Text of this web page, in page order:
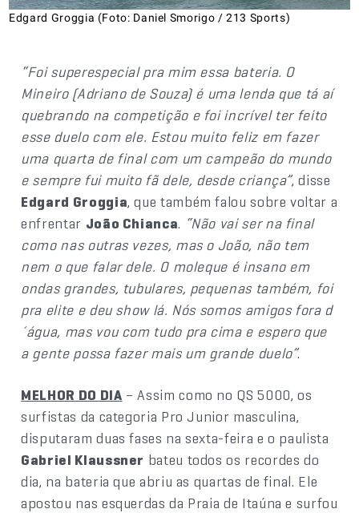
Edgard Groggia (Foto: Daniel Smorigo / 213 Sports)
“Foi superespecial pra mim essa bateria. O
Mineiro (Adriano de Souza) é uma lenda que tá aí
quebrando na competição e foi incrível ter feito
esse duelo com ele. Estou muito feliz em fazer
uma quarta de final com um campeão do mundo
e sempre fui muito fã dele, desde criança”, disse
Edgard Groggia, que também falou sobre voltar a
enfrentar João Chianca. “Não vai ser na final
como nas outras vezes, mas o João, não tem
nem o que falar dele. O moleque é insano em
ondas grandes, tubulares, pequenas também, foi
pra elite e deu show lá. Nós somos amigos fora d
´água, mas vou com tudo pra cima e espero que
a gente possa fazer mais um grande duelo”.
MELHOR DO DIA – Assim como no QS 5000, os
surfistas da categoria Pro Junior masculina,
disputaram duas fases na sexta-feira e o paulista
Gabriel Klaussner bateu todos os recordes do
dia, na bateria que abriu as quartas de final. Ele
apostou nas esquerdas da Praia de Itaúna e surfou